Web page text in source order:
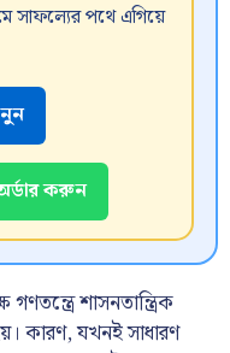
সাফল্যের পথে এগিয়ে
করুন
গণতন্ত্রে শাসনতান্ত্রিক
কারণ, যখনই সাধারণ